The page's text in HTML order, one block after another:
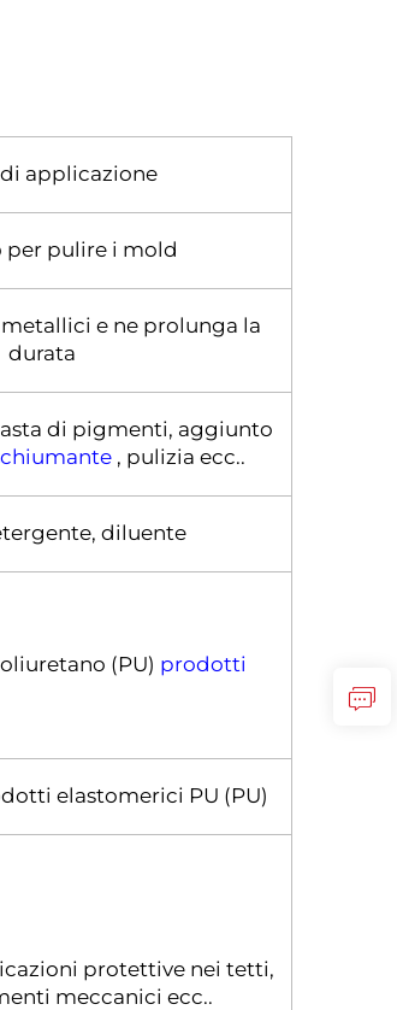
applicazione
per pulire i mold
e ne prolunga la
durata
di pigmenti, aggiunto
, pulizia ecc..
diluente
(PU) prodotti
elastomerici PU (PU)
protettive nei tetti,
meccanici ecc..